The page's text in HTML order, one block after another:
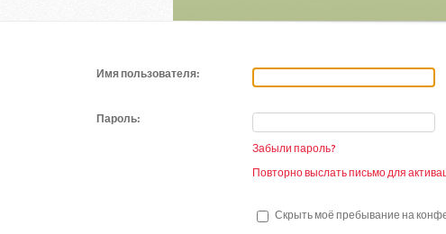
Имя пользователя:
Пароль:
Забыли пароль?
Повторно выслать письмо для
Скрыть моё пребывание на